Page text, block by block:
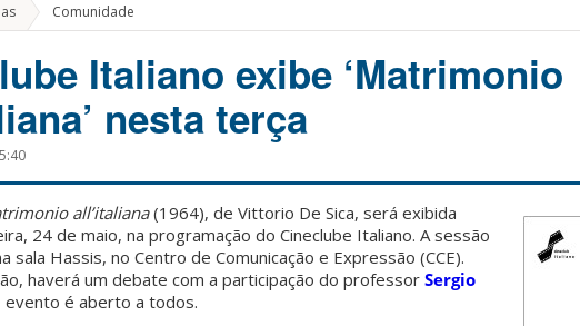
Comunidade
Italiano exibe ‘Matrimonio
nesta terça
all’italiana(1964), de Vittorio De Sica, será exibida
24 de maio, na programação do Cineclube Italiano. A sessão
sala Hassis, no Centro de Comunicação e Expressão (CCE).
haverá um debate com a participação do professor Sergio
evento é aberto a todos.